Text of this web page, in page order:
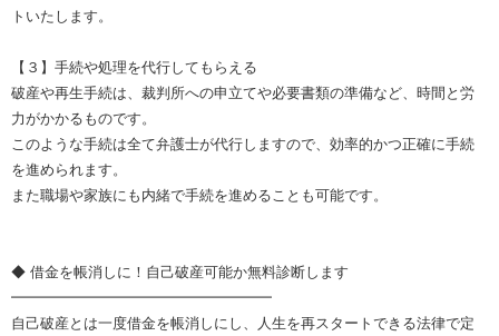
トいたします。
【３】手続や処理を代行してもらえる
破産や再生手続は、裁判所への申立てや必要書類の準備など、時間と労
力がかかるものです。
このような手続は全て弁護士が代行しますので、効率的かつ正確に手続
を進められます。
また職場や家族にも内緒で手続を進めることも可能です。
◆ 借金を帳消しに！自己破産可能か無料診断します
━━━━━━━━━━━━━━━━━━
自己破産とは一度借金を帳消しにし、人生を再スタートできる法律で定